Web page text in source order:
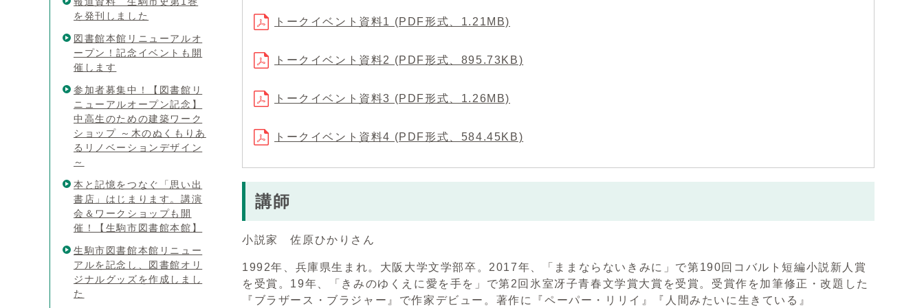
トークイベント資料1 (PDF形式、1.21MB)
トークイベント資料2 (PDF形式、895.73KB)
トークイベント資料3 (PDF形式、1.26MB)
トークイベント資料4 (PDF形式、584.45KB)
講師
小説家 佐原ひかりさん
1992年、兵庫県生まれ。大阪大学文学部卒。2017年、「ままならないきみに」で第190回コバルト短編小説新人賞
を受賞。19年、「きみのゆくえに愛を手を」で第2回氷室冴子青春文学賞大賞を受賞。受賞作を加筆修正・改題した
『ブラザース・ブラジャー』で作家デビュー。著作に『ペーパー・リリイ』『人間みたいに生きている』
を発刊しました
図書館本館リニューアルオ
ープン！記念イベントも開
催します
参加者募集中！【図書館リ
ニューアルオープン記念】
中高生のための建築ワーク
ショップ ～木のぬくもりあ
るリノベーションデザイン
～
本と記憶をつなぐ「思い出
書店」はじまります。講演
会＆ワークショップも開
催！【生駒市図書館本館】
生駒市図書館本館リニュー
アルを記念し、図書館オリ
ジナルグッズを作成しまし
た